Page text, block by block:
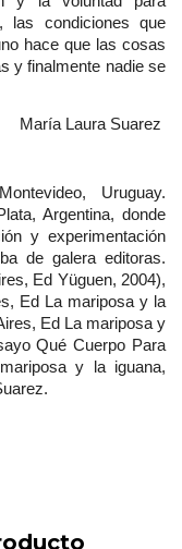
las condiciones que
hace que las cosas
y finalmente nadie se
María Laura Suarez
Uruguay.
Argentina, donde
y experimentación
de galera editoras.
Ed Yüguen, 2004),
Ed La mariposa y la
Ed La mariposa y
Qué Cuerpo Para
y la iguana,